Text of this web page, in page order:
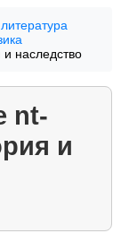
наследство
nt-
и